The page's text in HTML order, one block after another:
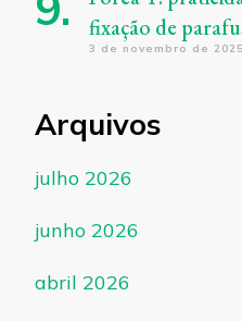
fixação de
3 de novembro de 2025
Arquivos
julho 2026
junho 2026
abril 2026